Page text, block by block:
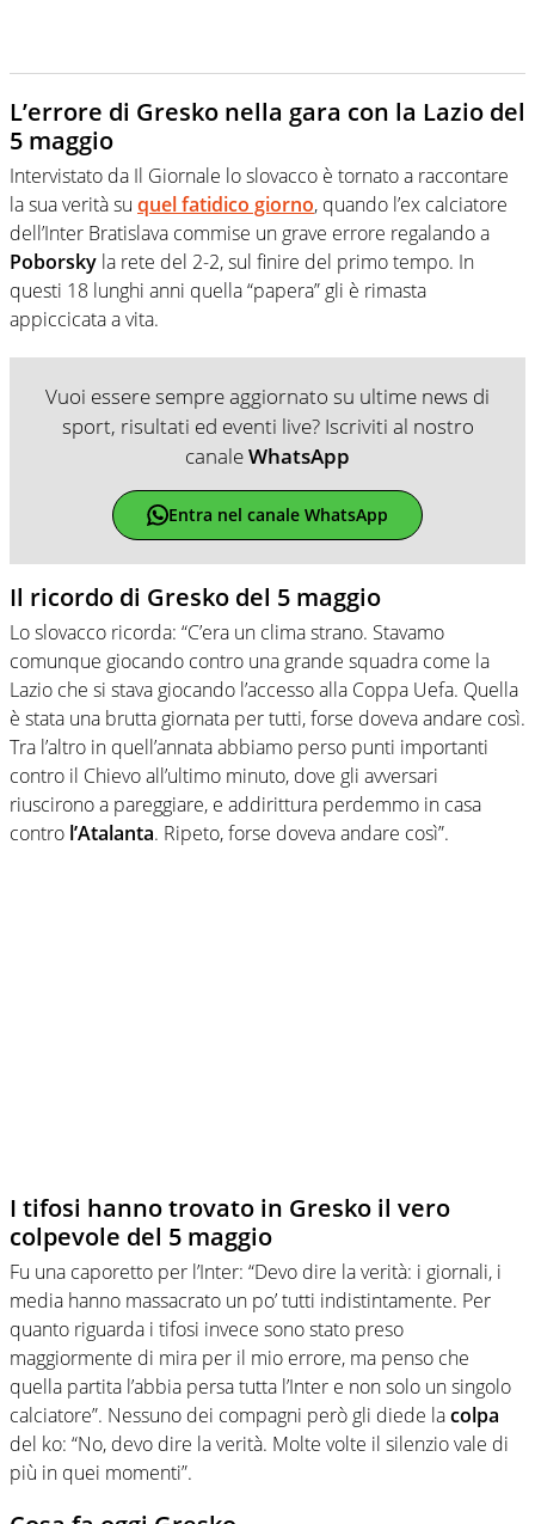
L’errore di Gresko nella gara con la Lazio del
5 maggio
Intervistato da Il Giornale lo slovacco è tornato a raccontare
la sua verità su quel fatidico giorno, quando l’ex calciatore
dell’Inter Bratislava commise un grave errore regalando a
Poborsky la rete del 2-2, sul finire del primo tempo. In
questi 18 lunghi anni quella “papera” gli è rimasta
appiccicata a vita.
Vuoi essere sempre aggiornato su ultime news di
sport, risultati ed eventi live? Iscriviti al nostro
canaleWhatsApp
Entra nel canale WhatsApp
Il ricordo di Gresko del 5 maggio
Lo slovacco ricorda: “C’era un clima strano. Stavamo
comunque giocando contro una grande squadra come la
Lazio che si stava giocando l’accesso alla Coppa Uefa. Quella
è stata una brutta giornata per tutti, forse doveva andare così.
Tra l’altro in quell’annata abbiamo perso punti importanti
contro il Chievo all’ultimo minuto, dove gli avversari
riuscirono a pareggiare, e addirittura perdemmo in casa
contro l’Atalanta. Ripeto, forse doveva andare così”.
I tifosi hanno trovato in Gresko il vero
colpevole del 5 maggio
Fu una caporetto per l’Inter: “Devo dire la verità: i giornali, i
media hanno massacrato un po’ tutti indistintamente. Per
quanto riguarda i tifosi invece sono stato preso
maggiormente di mira per il mio errore, ma penso che
quella partita l’abbia persa tutta l’Inter e non solo un singolo
calciatore”. Nessuno dei compagni però gli diede lacolpa
del ko: “No, devo dire la verità. Molte volte il silenzio vale di
più in quei momenti”.